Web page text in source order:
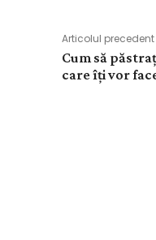
Articolul precedent
Cum să
care îți vor